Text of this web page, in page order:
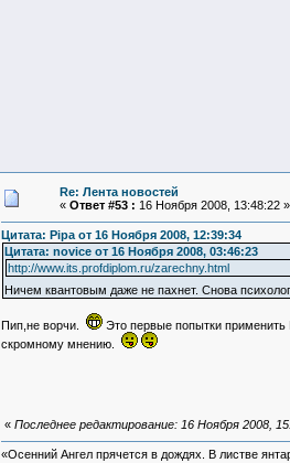
Re: Лента новостей
« Ответ #53 : 16 Ноября 2008, 13:48:22 »
Цитата: Pipa от 16 Ноября 2008, 12:39:34
Цитата: novice от 16 Ноября 2008, 03:46:23
http://www.its.profdiplom.ru/zarechny.html
Ничем квантовым даже не пахнет. Снова
Пип,не ворчи.
Это первые попытки применить
скромному мнению.
« Последнее редактирование: 16 Ноября 2008,
«Осенний Ангел прячется в дождях. В листве